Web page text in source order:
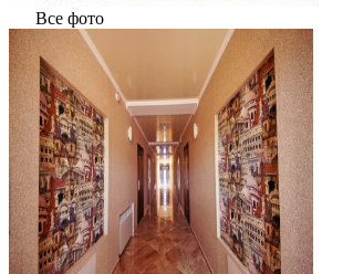
Все фото